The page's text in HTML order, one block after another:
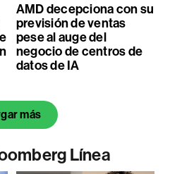
AMD decepciona con su
previsión de ventas
pese al auge del
negocio de centros de
datos de IA
más
Línea